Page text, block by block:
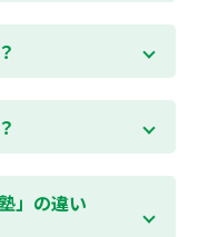
上がり、テストの
！まずは無料授業体
授業の予習や宿題、
入塾をご検討いただ
られるまでに入塾
金制度」をご用意
曜日を自由に選択す
やすでにお通いの
ができます。
」の違い